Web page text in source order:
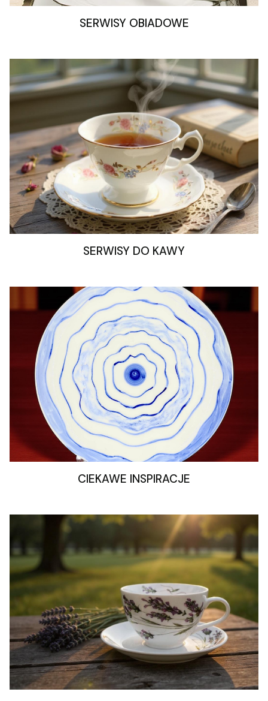
SERWISY OBIADOWE
SERWISY DO KAWY
CIEKAWE INSPIRACJE